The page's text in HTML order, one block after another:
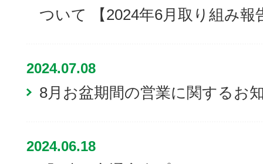
ついて 【2024年6月取り組み報
2024.07.08
8月お盆期間の営業に関するお
2024.06.18